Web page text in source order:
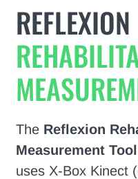
REFLEXION
The Reflexion
Measurement Tool
uses X-Box Kinect